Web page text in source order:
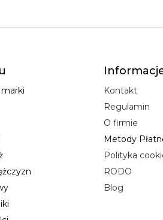
Kontakt
Regulamin
O firmie
Metody
Polityka
RODO
Blog